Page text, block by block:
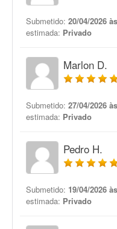
Submetido: 20/04/2026
estimada: Privado
Marlon D.
Submetido: 27/04/2026
estimada: Privado
Pedro H.
Submetido: 19/04/2026
estimada: Privado